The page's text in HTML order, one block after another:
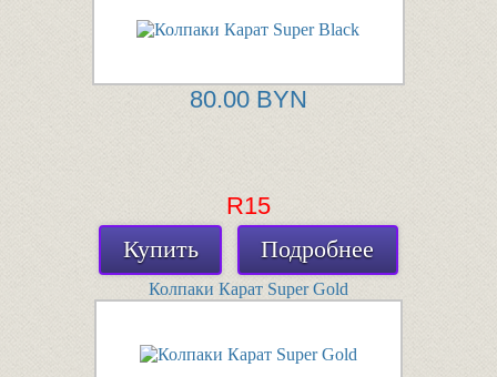
80.00 BYN
R15
Купить
Подробнее
Колпаки Карат Super Gold